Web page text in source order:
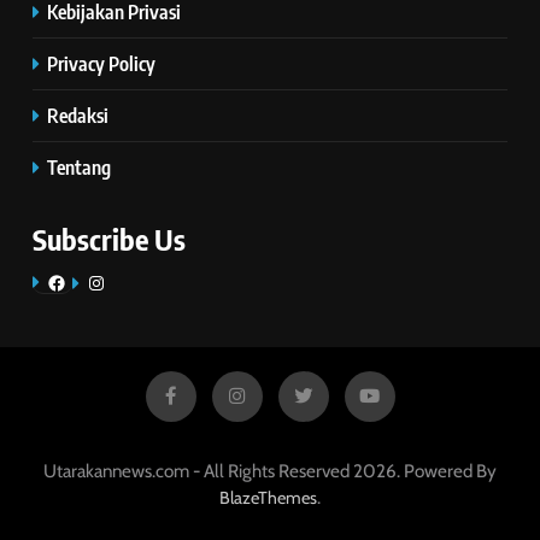
Kebijakan Privasi
Privacy Policy
Redaksi
Tentang
Subscribe Us
FacebookInstagram
Utarakannews.com - All Rights Reserved 2026. Powered By
BlazeThemes.